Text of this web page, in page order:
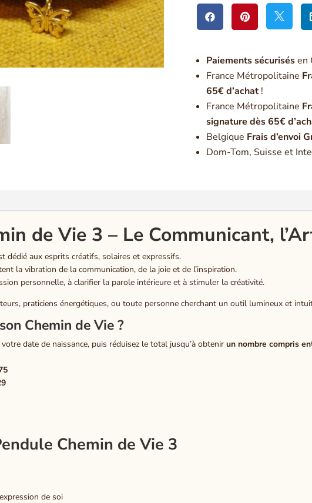
  
Paiements sécurisésen
France Métropolitaine
65€ d’achat!
France Métropolitaine
signature dès 65€
Belgique Frais d’envoi
Dom-Tom, Suisse et
de Vie 3 – Le Communicant,
dédié aux esprits créatifs, solaires et expressifs.
la vibration de la communication, de la joie et de l’inspiration.
personnelle, à clarifier la parole intérieure et à stimuler la créativité.
praticiens énergétiques, ou toute personne cherchant un outil lumineux et
Chemin de Vie ?
date de naissance, puis réduisez le total jusqu’à obtenirun nombre compris
Chemin de Vie 3
de soi